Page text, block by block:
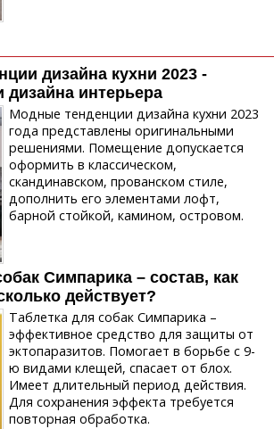
дизайна кухни 2023 -
дизайна интерьера
Модные тенденции дизайна кухни 2023
года представлены оригинальными
решениями. Помещение допускается
оформить в классическом,
скандинавском, прованском стиле,
дополнить его элементами лофт,
барной стойкой, камином, островом.
Симпарика – состав, как
действует?
Таблетка для собак Симпарика –
эффективное средство для защиты от
эктопаразитов. Помогает в борьбе с 9-
ю видами клещей, спасает от блох.
Имеет длительный период действия.
Для сохранения эффекта требуется
повторная обработка.